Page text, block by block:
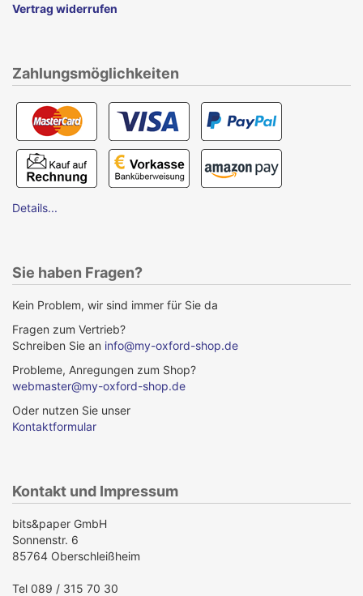
Vertrag widerrufen
Zahlungsmöglichkeiten
Details...
Sie haben Fragen?
Kein Problem, wir sind immer für Sie da
Fragen zum Vertrieb?
Schreiben Sie an info@my-oxford-shop.de
Probleme, Anregungen zum Shop?
webmaster@my-oxford-shop.de
Oder nutzen Sie unser
Kontaktformular
Kontakt und Impressum
bits&paper GmbH
Sonnenstr. 6
85764 Oberschleißheim
Tel 089 / 315 70 30